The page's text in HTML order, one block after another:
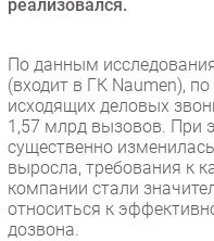
Новости
Интервью
Мероприятия
Проекты
IT класс
Тестовый стенд
Каталог компаний
реализовался.
По данным
(входит в ГК Naumen),
исходящих деловых
1,57 млрд вызовов. При
существенно
выросла, требования к
компании стали
относиться к
дозвона.